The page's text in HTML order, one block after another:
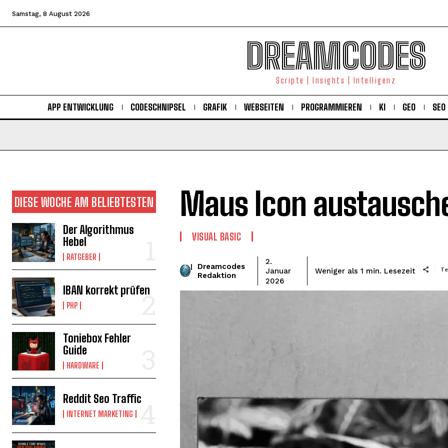
Samstag, 8 August 2026
DREAMCODES
Scripte | Insights | Intelligenz
APP ENTWICKLUNG CODESCHNIPSEL GRAFIK WEBSEITEN PROGRAMMIEREN KI GEO SEO
DIESE WOCHE AM BELIEBTESTEN
Der Algorithmus
Hebel
RATGEBER
IBAN korrekt prüfen
PHP
Toniebox Fehler
Guide
HARDWARE
Reddit Seo Traffic
INTERNET MARKETING
Maus Icon
VISUAL BASIC
Dreamcodes
Redaktion
2.
Januar
2026
Weniger als 1 min. Lesezeit